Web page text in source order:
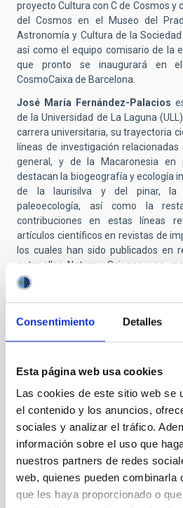
Consentimiento Detalles
Esta página web usa cookies
Las cookies de este sitio web se
el contenido y los anuncios,
sociales y analizar el tráfico.
información sobre el uso que
nuestros partners de redes
web, quienes pueden combinarla
que les haya proporcionado o
proyecto Cultura con C de Cosmos y
del Cosmos en el Museo del
Astronomía y Cultura de la
así como el equipo comisario de la
que pronto se inaugurará en
CosmoCaixa de Barcelona.
José María Fernández-Palacios
de la Universidad de La Laguna
carrera universitaria, su trayectoria
líneas de investigación
general, y de la Macaronesia en
destacan la biogeografía y ecología
de la laurisilva y del pinar, la
paleoecología, así como la
contribuciones en estas líneas
artículos científicos en revistas de
los cuales han sido publicados en
entre ellas, Nature y Science, y en
de ellos editados por Oxford
durante 20 años el grupo de
miembro de Academia Europaea y
investigador científico de la ULL.
Ministerio Español de Transición
Anna Traveset , doctora en
Pennsylvania
, es profesora de
Instituto Mediterráneo de Estudios
donde lidera el Laboratorio de
investigación se centra en el
biodiversidad, especialmente en
especies, con énfasis en